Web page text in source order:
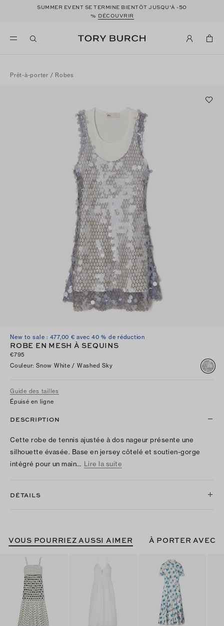
SUMMER EVENT SE TERMINE BIENTÔT JUSQU’À -50
% DÉCOUVRIR
Prêt-à-porter / Robes
New to sale : 477,00 € avec 40 % de réduction
ROBE EN MESH À SEQUINS
€795
Couleur: Snow White / Washed Sky
Guide des tailles
Épuisé en ligne
DESCRIPTION
Cette robe de tennis ajustée à dos nageur présente une
silhouette évasée. Base en jersey côtelé et soutien-gorge
intégré pour un main… Lire la suite
DÉTAILS
VOUS POURRIEZ AUSSI AIMER À PORTER AVEC